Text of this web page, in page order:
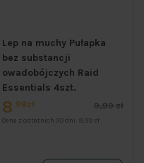
Lep na muchy Pułapka
bez substancji
owadobójczych Raid
Essentials 4szt.
8 99zł 9,99 zł
Cena z ostatnich 30 dni: 9,99 zł